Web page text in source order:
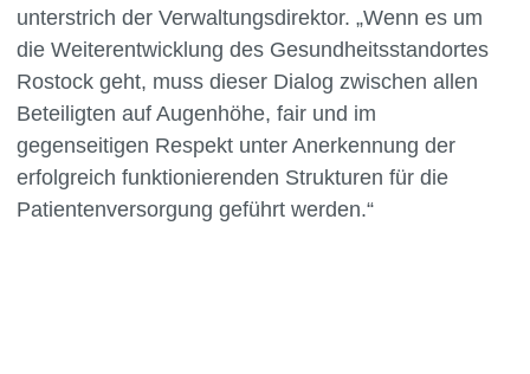
unterstrich der Verwaltungsdirektor. „Wenn es um
die Weiterentwicklung des Gesundheitsstandortes
Rostock geht, muss dieser Dialog zwischen allen
Beteiligten auf Augenhöhe, fair und im
gegenseitigen Respekt unter Anerkennung der
erfolgreich funktionierenden Strukturen für die
Patientenversorgung geführt werden.“